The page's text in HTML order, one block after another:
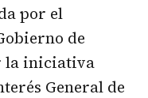
por el
de
la iniciativa
General de